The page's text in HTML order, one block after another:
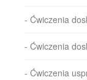
- Ćwiczenia
- Ćwiczenia
- Ćwiczenia